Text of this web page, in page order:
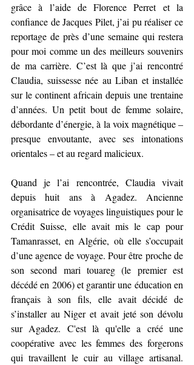
grâce à l’aide de Florence Perret et la
confiance de Jacques Pilet, j’ai pu réaliser ce
reportage de près d’une semaine qui restera
pour moi comme un des meilleurs souvenirs
de ma carrière. C’est là que j’ai rencontré
Claudia, suissesse née au Liban et installée
sur le continent africain depuis une trentaine
d’années. Un petit bout de femme solaire,
débordante d’énergie, à la voix magnétique –
presque envoutante, avec ses intonations
orientales – et au regard malicieux.
Quand je l’ai rencontrée, Claudia vivait
depuis huit ans à Agadez. Ancienne
organisatrice de voyages linguistiques pour le
Crédit Suisse, elle avait mis le cap pour
Tamanrasset, en Algérie, où elle s’occupait
d’une agence de voyage. Pour être proche de
son second mari touareg (le premier est
décédé en 2006) et garantir une éducation en
français à son fils, elle avait décidé de
s’installer au Niger et avait jeté son dévolu
sur Agadez. C'est là qu'elle a créé une
coopérative avec les femmes des forgerons
qui travaillent le cuir au village artisanal.